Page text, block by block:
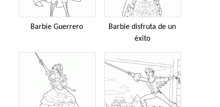
Barbie Guerrero
Barbie disfruta de un
éxito